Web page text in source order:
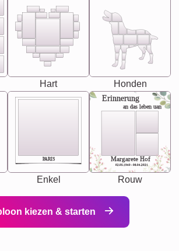
Hart Honden
PARIS
Enkel
Erinnerung
an das leben uan
Margarete Hof
02.05.1940 - 08.04.2021
Rouw
kiezen & starten